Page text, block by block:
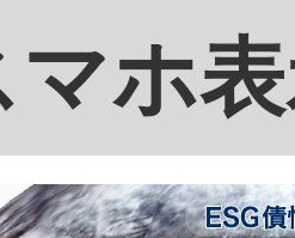
マホ